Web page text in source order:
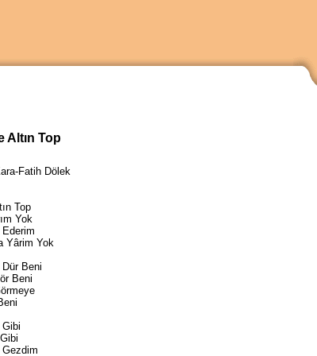
Altın Top
Fatih Dölek
Top
Yok
Yârim Yok
Beni
Beni
Gezdim